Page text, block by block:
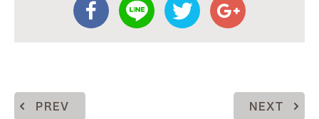
PREV NEXT